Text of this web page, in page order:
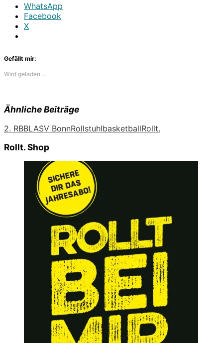
WhatsApp
Facebook
X
Gefällt mir:
Wird geladen …
Ähnliche Beiträge
2. RBBLASV BonnRollstuhlbasketballRollt.
Rollt. Shop